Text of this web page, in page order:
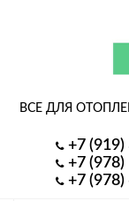
ВСЕ ДЛЯ
+7 (919)
+7 (978)
+7 (978)